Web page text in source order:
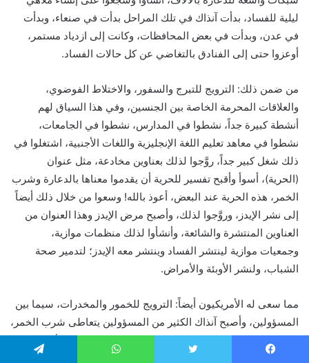
ليلية للفساد، بدأت آنذاك في تلك المراحل بدأت في صنعاء، وبدأت
في عدن، وبدأت في بعض المحافظات، وكانت إلى ازدياد مستمر،
أوعزوا حتى إلى الفنادق بالتغاضي عن كل حالات الفساد.
من ضمن ذلك: الترويج للتبرج والسفور، والاختلاط الفوضوي،
والعلاقات المحرمة الخاصة بين الجنسين، وفي هذا السياق لهم
أنشطة كبيرة جداً، نشطوا في المدارس، نشطوا في الجامعات،
نشطوا في معاهد تعليم اللغة الإنجليزية واللغات الأجنبية، اشتغلوا في
ذلك شغل كبير جداً، روَّجوا لذلك بعناوين مخادعة، مثل عنوان
(الحرية)، أسوأ وأقبح تفسير للحرية أن يقدموا معناها بالدعارة وشرب
الخمر، هذه الحرية عند البعض، أعوذ بالله! وسعوا من خلال ذلك أيضاً
إلى نشر الإيدز، وروَّجوا لذلك، وأصبح مرض الإيدز وهذا العنوان من
العناوين المنتشرة والشائعة، وأنشأوا لذلك منظمات موازية،
وجمعيات موازية لينتشر الفساد وينتشر معه الإيدز؛ لتدمير صحة
الشباب، ولنشر الأوبئة والأمراض.
مما سعى له الأمريكيون أيضاً: الترويج للخمور والمخدرات، سيما بين
المسؤولين، وأصبح آنذاك الكثير من المسؤولين يتعاطى شرب الخمر،
والبعض يتعاطى المخدرات، وبين الشباب ورجال المال والأعمال،
كانوا يستهدفون البعض من رجال المال والأعمال بهذا: بالخمور،